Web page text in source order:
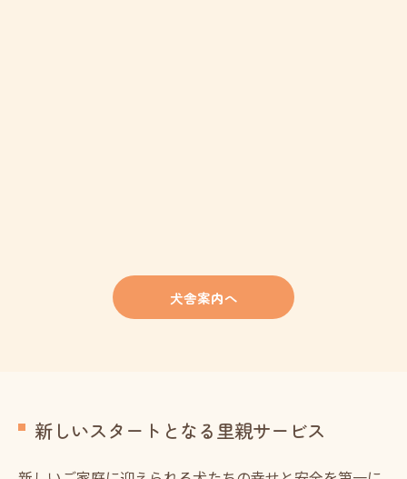
犬舎案内へ
新しいスタートとなる里親サービス